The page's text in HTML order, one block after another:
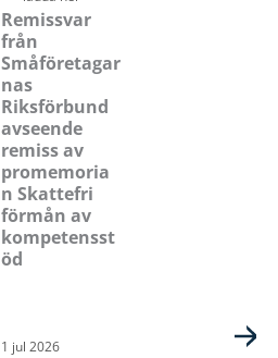
Remissvar
från
Småföretagar
nas
Riksförbund
avseende
remiss av
promemoria
n Skattefri
förmån av
kompetensst
öd
1 jul 2026